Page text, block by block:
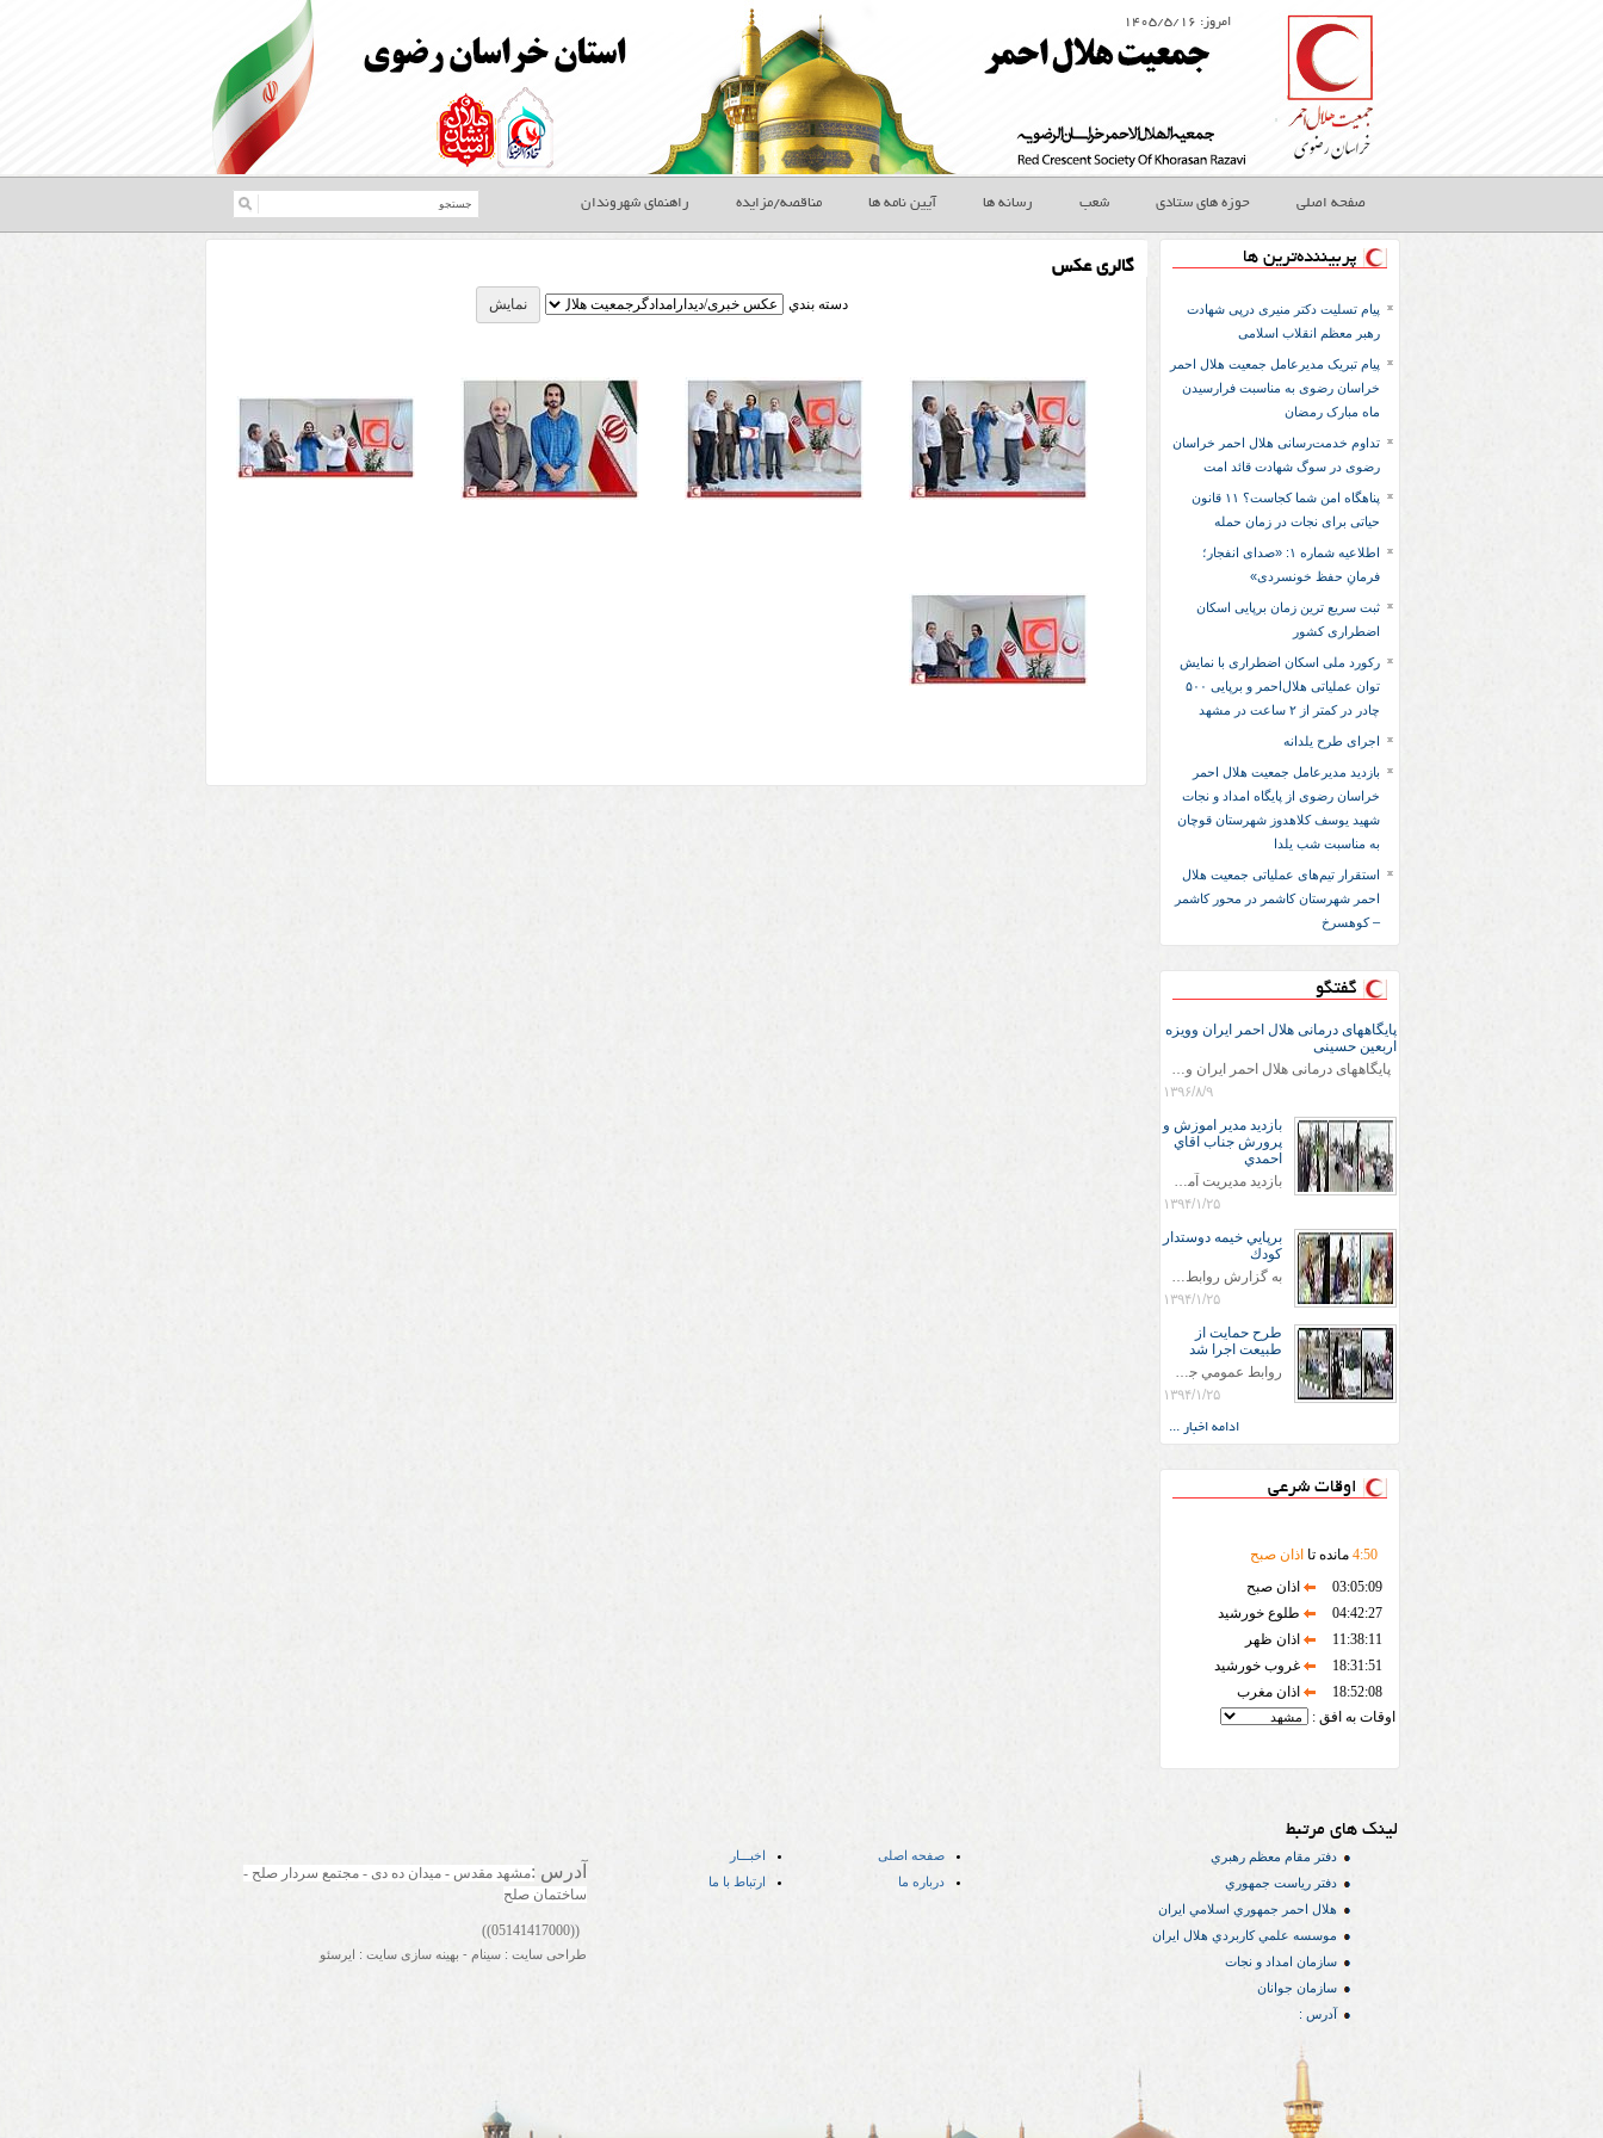
امروز: ۱۴۰۵/۵/۱۶
صفحه اصلی حوزه های ستادی شعب رسانه ها آیین نامه ها مناقصه/مزایده راهنمای شهروندان
پربیننده‌ترین ها
پیام تسلیت دکتر منیری درپی شهادت
رهبر معظم انقلاب اسلامی
پیام تبریک مدیرعامل جمعیت هلال احمر
خراسان رضوی به مناسبت فرارسیدن
ماه مبارک رمضان
تداوم خدمت‌رسانی هلال احمر خراسان
رضوی در سوگ شهادت قائد امت
پناهگاه امن شما کجاست؟ ۱۱ قانون
حیاتی برای نجات در زمان حمله
اطلاعیه شماره ۱: «صدای انفجار؛
فرمانِ حفظ خونسردی»
ثبت سریع‌ ترین زمان برپایی اسکان
اضطراری کشور
رکورد ملی اسکان اضطراری با نمایش
توان عملیاتی هلال‌احمر و برپایی ۵۰۰
چادر در کمتر از ۲ ساعت در مشهد
اجرای طرح یلدانه
بازدید مدیرعامل جمعیت هلال احمر
خراسان رضوی از پایگاه امداد و نجات
شهید یوسف کلاهدوز شهرستان قوچان
به مناسبت شب یلدا
استقرار تیم‌های عملیاتی جمعیت هلال
احمر شهرستان کاشمر در محور کاشمر
– کوهسرخ
گفتگو
پایگاههای درمانی هلال احمر ایران وویزه
اربعین حسینی
پایگاههای درمانی هلال احمر ایران وویزه اربعین حسینی
۱۳۹۶/۸/۹
بازديد مدير اموزش و
پرورش جناب اقاي
احمدي
بازديد مديريت آموزش و پروش جناب اقاي احمدي به همراه اعضاي ستاد اسكان آموزش و پروش شهرستان سرخس در ساعت 11:30 در مورخه 11/1/1394 صورت گرفت و مسئولین با حضور در پست مسافرين نوروزی كه جمعیت هلال احمر شهرستان از نزدیک در جریان روند اجرای طرح های قرار گرفتند .
۱۳۹۴/۱/۲۵
برپايي خيمه دوستدار
كودك
به گزارش روابط عمومي جمعيت هلال احمر شهرستان سرخس علاوه بر اجرای خدمات امدادی، راهنمایی های گردشگری و موقعیت های جغرافیایی و برپایی چادرهای سلامت به منظور سنجش رایگان فشار و قندخون مسافران، ، خيمه هايي.با عنوان دوستدار کودک تجهیزشده که دراین فضا کودکان مراجعه کننده از طریق نقاشی و سایر هنرهای تجسمی با مفاهیم جمعیت هلال احمر و اصول هفتگانه آن آشنا می شوند. به دليل حضور چشم گير كودكان و خانواده ها سعی شده در قالب های متناسب با سنین کودکان مراجعه کنند
۱۳۹۴/۱/۲۵
طرح حمايت از
طبيعت اجرا شد
روابط عمومي جمعيت هلال احمر سرخس جمعيت هلال احمر سرخس در روز طبيعت جوانان جمعيت هلال احمر سرخس در راستاي حفاظت و حمايت از محيط زيست با انگيزه داشتن طبيعت زيبا و بدون زباله و جهت فرهنگ سازي طرح حمايت از طبيعت را اجرا نمودند. اين طرح با رويكرد حمايتي و اموزشي در خصوص اشتي باطبيعت اجرا شد و در اين طرح 700 عدد كيسه زباله وبروشور در خروجي هاي شهر بين همشهريان و مسافرين نوروزي توزيع گرديد و در راه بازگشت كيسه هاي زباله توسط همشهريان به مامورين محترم شهرداري مستقر در ورودي شهر
۱۳۹۴/۱/۲۵
ادامه اخبار ...
اوقات شرعی
4:50 مانده تا اذان صبح
03:05:09
اذان صبح
04:42:27
طلوع خورشید
11:38:11
اذان ظهر
18:31:51
غروب خورشید
18:52:08
اذان مغرب
اوقات به افق :
گالری عکس
دسته بندي
لینک های مرتبط
دفتر مقام معظم رهبري
دفتر رياست جمهوري
هلال احمر جمهوري اسلامي ايران
موسسه علمي كاربردي هلال ایران
سازمان امداد و نجات
سازمان جوانان
آدرس :
صفحه اصلی
اخبـــار
درباره ما
ارتباط با ما آدرس :
ساختمان صلح
((05141417000))
طراحی سایت : سینام - بهینه سازی سایت : ایرسئو